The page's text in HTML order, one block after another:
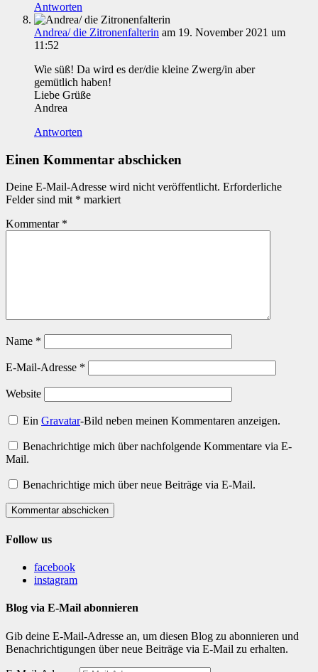
Antworten
Andrea/ die Zitronenfalterin am 19. November 2021 um
11:52
Wie süß! Da wird es der/die kleine Zwerg/in aber
gemütlich haben!
Liebe Grüße
Andrea
Antworten
Einen Kommentar abschicken
Deine E-Mail-Adresse wird nicht veröffentlicht. Erforderliche
Felder sind mit * markiert
Kommentar *
Name *
E-Mail-Adresse *
Website
EinGravatar-Bild neben meinen Kommentaren anzeigen.
Benachrichtige mich über nachfolgende Kommentare via E-
Mail.
Benachrichtige mich über neue Beiträge via E-Mail.
Kommentar abschicken
Follow us
facebook
instagram
Blog via E-Mail abonnieren
Gib deine E-Mail-Adresse an, um diesen Blog zu abonnieren und
Benachrichtigungen über neue Beiträge via E-Mail zu erhalten.